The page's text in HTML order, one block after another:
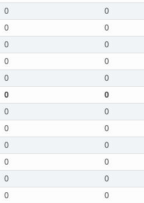
0 0
0 0
0 0
0 0
0 0
0 0
0 0
0 0
0 0
0 0
0 0
0 0